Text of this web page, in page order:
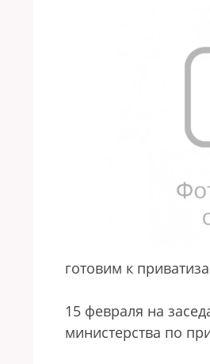
готовим к
15 февраля на
министерства по